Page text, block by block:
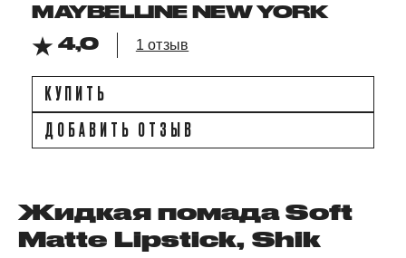
MAYBELLINE NEW YORK
4,0
1 отзыв
КУПИТЬ
ДОБАВИТЬ ОТЗЫВ
Жидкая помада Soft
Matte Lipstick, Shik